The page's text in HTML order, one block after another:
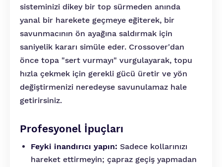
sisteminizi dikey bir top sürmeden anında
yanal bir harekete geçmeye eğiterek, bir
savunmacının ön ayağına saldırmak için
saniyelik kararı simüle eder. Crossover'dan
önce topa "sert vurmayı" vurgulayarak, topu
hızla çekmek için gerekli gücü üretir ve yön
değiştirmenizi neredeyse savunulamaz hale
getirirsiniz.
Profesyonel İpuçları
Feyki inandırıcı yapın: Sadece kollarınızı
hareket ettirmeyin; çapraz geçiş yapmadan